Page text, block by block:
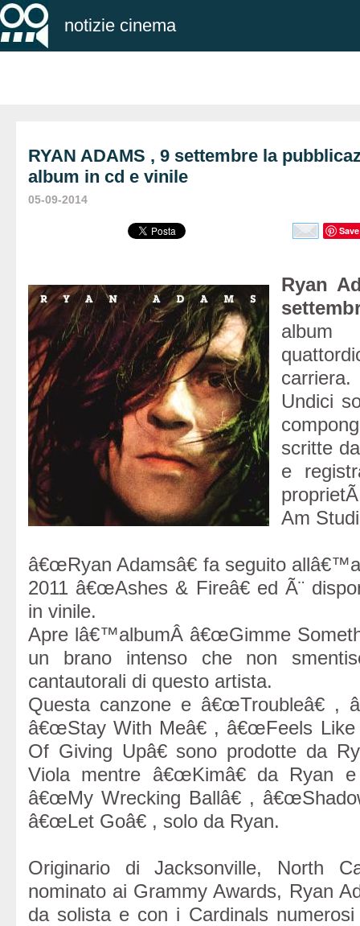
notizie cinema
RYAN ADAMS , 9 settembre la
album in cd e vinile
05-09-2014
Save
Ryan
carriera.
Undici
scritte
e
Am
â€œRyan Adamsâ€ fa seguito
2011 â€œAshes & Fireâ€ ed Ã¨
in vinile.
Apre lâ€™albumÂ â€œGimme
un brano intenso che non
cantautorali di questo artista.
Questa canzone e â€œTroubleâ€ ,
â€œStay With Meâ€ , â€œFeels Like
Of Giving Upâ€ sono prodotte da
Viola mentre â€œKimâ€ da Ryan
â€œMy Wrecking Ballâ€ ,
â€œLet Goâ€ , solo da Ryan.
Originario di Jacksonville, North
nominato ai Grammy Awards, Ryan
da solista e con i Cardinals